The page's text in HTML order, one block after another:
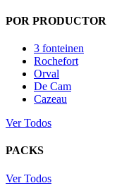
POR PRODUCTOR
3 fonteinen
Rochefort
Orval
De Cam
Cazeau
Ver Todos
PACKS
Ver Todos